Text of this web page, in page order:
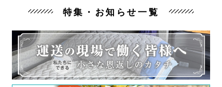
特集・お知らせ一覧